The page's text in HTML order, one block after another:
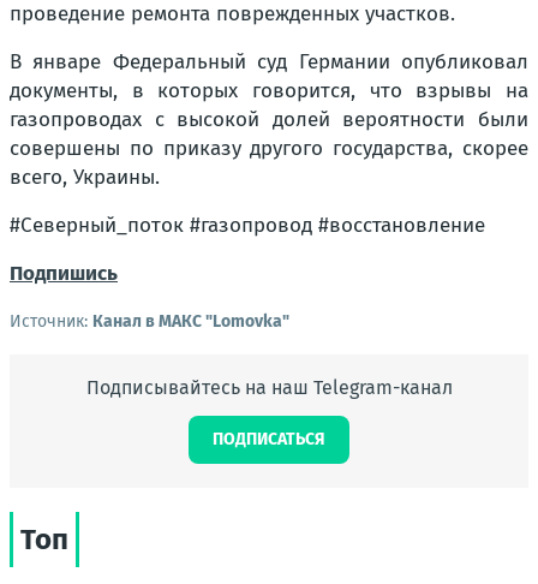
проведение ремонта поврежденных участков.
В январе Федеральный суд Германии опубликовал
документы, в которых говорится, что взрывы на
газопроводах с высокой долей вероятности были
совершены по приказу другого государства, скорее
всего, Украины.
#Северный_поток #газопровод #восстановление
Подпишись
Источник: Канал в МАКС "Lomovka"
Подписывайтесь на наш Telegram-канал
ПОДПИСАТЬСЯ
Топ